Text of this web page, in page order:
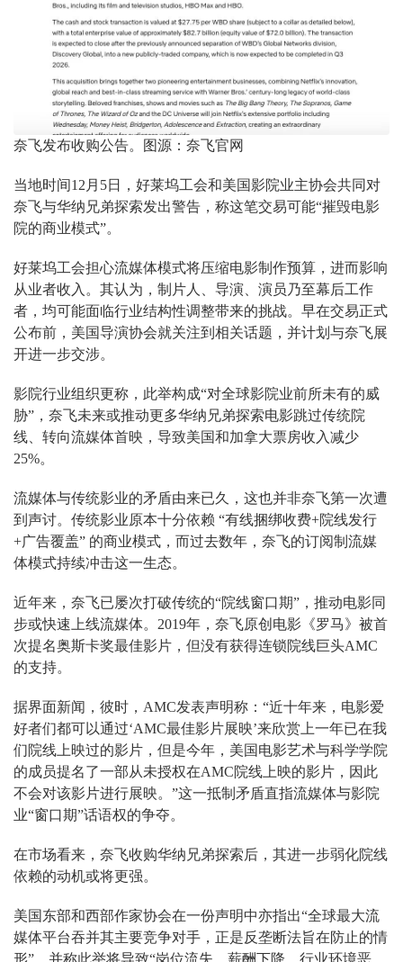
奈飞发布收购公告。图源：奈飞官网
当地时间12月5日，好莱坞工会和美国影院业主协会共同对
奈飞与华纳兄弟探索发出警告，称这笔交易可能“摧毁电影
院的商业模式”。
好莱坞工会担心流媒体模式将压缩电影制作预算，进而影响
从业者收入。其认为，制片人、导演、演员乃至幕后工作
者，均可能面临行业结构性调整带来的挑战。早在交易正式
公布前，美国导演协会就关注到相关话题，并计划与奈飞展
开进一步交涉。
影院行业组织更称，此举构成“对全球影院业前所未有的威
胁”，奈飞未来或推动更多华纳兄弟探索电影跳过传统院
线、转向流媒体首映，导致美国和加拿大票房收入减少
25%。
流媒体与传统影业的矛盾由来已久，这也并非奈飞第一次遭
到声讨。传统影业原本十分依赖 “有线捆绑收费+院线发行
+广告覆盖” 的商业模式，而过去数年，奈飞的订阅制流媒
体模式持续冲击这一生态。
近年来，奈飞已屡次打破传统的“院线窗口期”，推动电影同
步或快速上线流媒体。2019年，奈飞原创电影《罗马》被首
次提名奥斯卡奖最佳影片，但没有获得连锁院线巨头AMC
的支持。
据界面新闻，彼时，AMC发表声明称：“近十年来，电影爱
好者们都可以通过‘AMC最佳影片展映’来欣赏上一年已在我
们院线上映过的影片，但是今年，美国电影艺术与科学学院
的成员提名了一部从未授权在AMC院线上映的影片，因此
不会对该影片进行展映。”这一抵制矛盾直指流媒体与影院
业“窗口期”话语权的争夺。
在市场看来，奈飞收购华纳兄弟探索后，其进一步弱化院线
依赖的动机或将更强。
美国东部和西部作家协会在一份声明中亦指出“全球最大流
媒体平台吞并其主要竞争对手，正是反垄断法旨在防止的情
形”，并称此举将导致“岗位流失、薪酬下降、行业环境恶